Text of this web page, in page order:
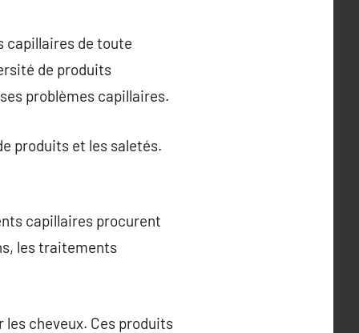
capillaires de toute
de produits
problèmes capillaires.
produits et les saletés.
capillaires procurent
les traitements
cheveux. Ces produits